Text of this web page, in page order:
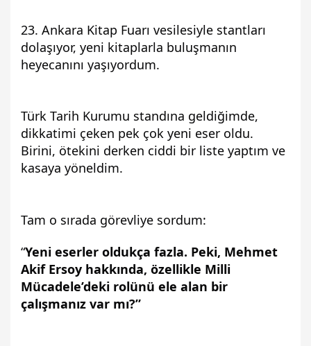
23. Ankara Kitap Fuarı vesilesiyle stantları
dolaşıyor, yeni kitaplarla buluşmanın
heyecanını yaşıyordum.
Türk Tarih Kurumu standına geldiğimde,
dikkatimi çeken pek çok yeni eser oldu.
Birini, ötekini derken ciddi bir liste yaptım ve
kasaya yöneldim.
Tam o sırada görevliye sordum:
“Yeni eserler oldukça fazla. Peki, Mehmet
Akif Ersoy hakkında, özellikle Milli
Mücadele’deki rolünü ele alan bir
çalışmanız var mı?”